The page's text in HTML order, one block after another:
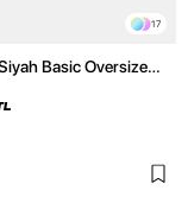
17
Siyah Basic Oversize